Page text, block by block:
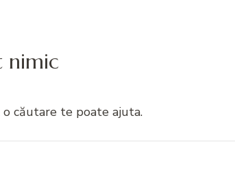
nimic
o căutare te poate ajuta.